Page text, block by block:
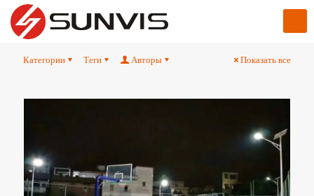
Категории Теги Авторы Показать все